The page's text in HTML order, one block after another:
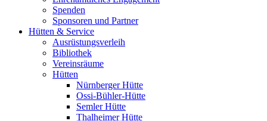
Spenden
Sponsoren und Partner
Hütten & Service
Ausrüstungsverleih
Bibliothek
Vereinsräume
Hütten
Nürnberger Hütte
Ossi-Bühler-Hütte
Semler Hütte
Thalheimer Hütte